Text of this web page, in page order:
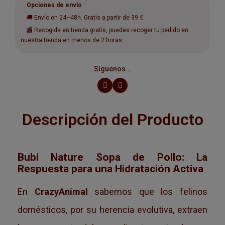
Opciones de envío
🚚 Envío en 24–48h. Gratis a partir de 39 €.
🏬 Recogida en tienda gratis, puedes recoger tu pedido en
nuestra tienda en menos de 2 horas.
Síguenos...
Descripción del Producto
Bubi Nature Sopa de Pollo: La
Respuesta para una Hidratación Activa
En CrazyAnimal
sabemos que los felinos
domésticos, por su herencia evolutiva, extraen